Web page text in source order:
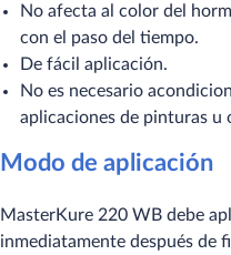
No afecta al color del
con el paso del tiempo.
De fácil aplicación.
No es necesario
aplicaciones de pinturas u
Modo de aplicación
MasterKure 220 WB debe
inmediatamente después de